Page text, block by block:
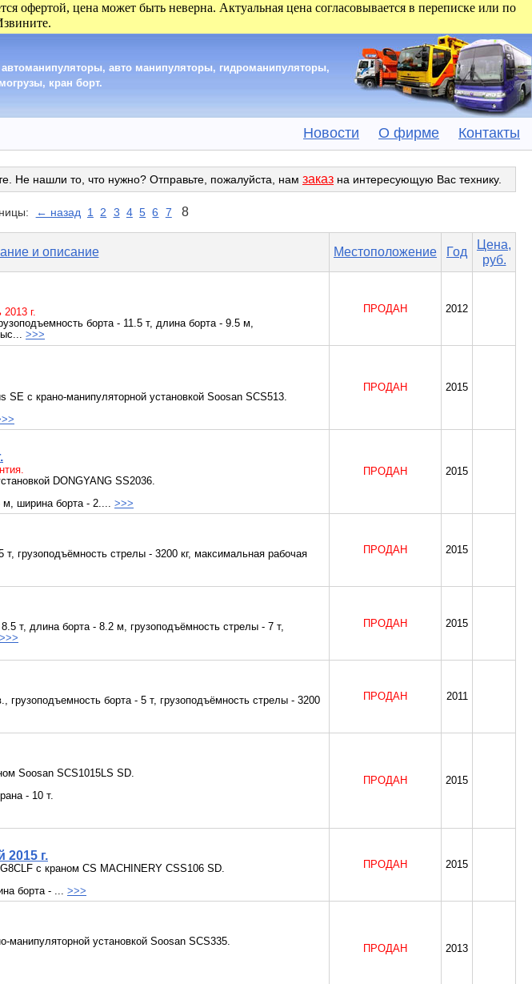
офертой, цена может быть неверна. Актуальная цена согласовывается в переписке или по
авто манипуляторы, гидроманипуляторы,
кран борт.
Новости О фирме Контакты
Не нашли то, что нужно? Отправьте, пожалуйста, нам заказ на интересующую Вас технику.
← назад 1 2 3 4 5 6 7 8
и описание Местоположение Год
Цена,
руб.
г.
борта - 11.5 т, длина борта - 9.5 м,
>>>
ПРОДАН 2012
SE c крано-манипуляторной установкой Soosan SCS513.
ПРОДАН 2015
DONGYANG SS2036.
м, ширина борта - 2.... >>>
ПРОДАН 2015
грузоподъёмность стрелы - 3200 кг, максимальная рабочая
ПРОДАН 2015
т, длина борта - 8.2 м, грузоподъёмность стрелы - 7 т,
>>>
ПРОДАН 2015
грузоподъемность борта - 5 т, грузоподъёмность стрелы - 3200
ПРОДАН 2011
Soosan SCS1015LS SD.
- 10 т.
ПРОДАН 2015
2015 г.
с краном CS MACHINERY CSS106 SD.
борта - ... >>>
ПРОДАН 2015
манипуляторной установкой Soosan SCS335.
ПРОДАН 2013